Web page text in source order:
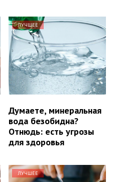
ЛУЧШЕЕ
Думаете, минеральная
вода безобидна?
Отнюдь: есть угрозы
для здоровья
ЛУЧШЕЕ